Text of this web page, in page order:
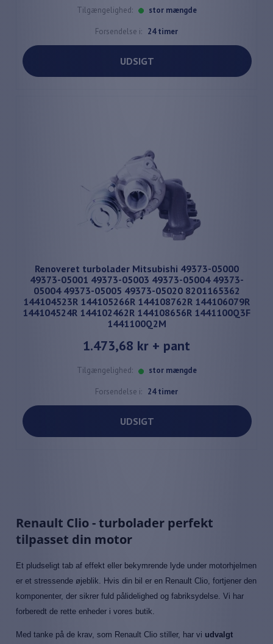
Tilgængelighed: stor mængde
Forsendelse i: 24 timer
UDSIGT
Renoveret turbolader Mitsubishi 49373-05000
49373-05001 49373-05003 49373-05004 49373-
05004 49373-05005 49373-05020 8201165362
144104523R 144105266R 144108762R 144106079R
144104524R 144102462R 144108656R 1441100Q3F
1441100Q2M
1.473,68 kr + pant
Tilgængelighed: stor mængde
Forsendelse i: 24 timer
UDSIGT
Renault Clio - turbolader perfekt
tilpasset din motor
Et pludseligt tab af effekt eller bekymrende lyde under motorhjelmen
er et stressende øjeblik. Hvis din bil er en Renault Clio, fortjener den
komponenter, der sikrer fuld pålidelighed og fabriksydelse. Vi har
forberedt de rette enheder i vores butik.
Med tanke på de krav, som Renault Clio stiller, har vi udvalgt